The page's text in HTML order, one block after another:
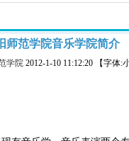
师范学院音乐学院简介
学院 2012-1-10 11:12:20 【字体: